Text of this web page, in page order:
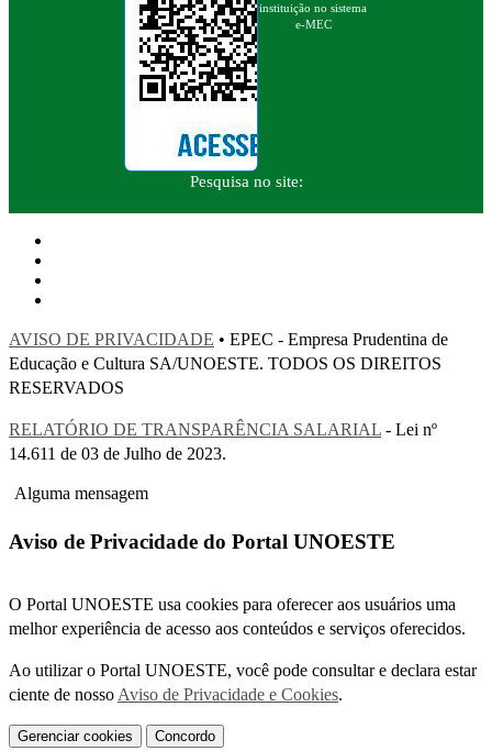
instituição no sistema
e-MEC
Pesquisa no site:
AVISO DE PRIVACIDADE • EPEC - Empresa Prudentina de
Educação e Cultura SA/UNOESTE. TODOS OS DIREITOS
RESERVADOS
RELATÓRIO DE TRANSPARÊNCIA SALARIAL - Lei nº
14.611 de 03 de Julho de 2023.
Alguma mensagem
Aviso de Privacidade do Portal UNOESTE
O Portal UNOESTE usa cookies para oferecer aos usuários uma
melhor experiência de acesso aos conteúdos e serviços oferecidos.
Ao utilizar o Portal UNOESTE, você pode consultar e declara estar
ciente de nosso Aviso de Privacidade e Cookies.
Gerenciar cookies Concordo